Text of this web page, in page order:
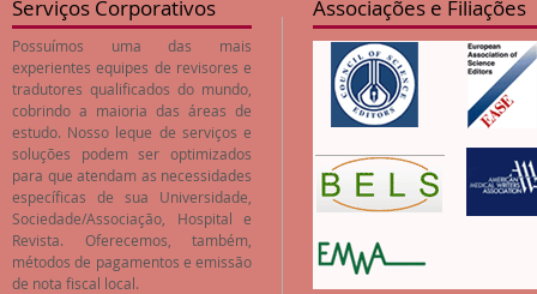
Serviços Corporativos
Possuímos uma das mais
experientes equipes de revisores e
tradutores qualificados do mundo,
cobrindo a maioria das áreas de
estudo. Nosso leque de serviços e
soluções podem ser optimizados
para que atendam as necessidades
específicas de sua Universidade,
Sociedade/Associação, Hospital e
Revista. Oferecemos, também,
métodos de pagamentos e emissão
de nota fiscal local.
Associações e Filiações